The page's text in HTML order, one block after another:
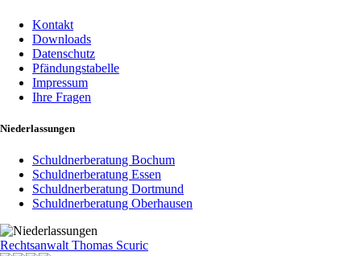
Kontakt
Downloads
Datenschutz
Pfändungstabelle
Impressum
Ihre Fragen
Niederlassungen
Schuldnerberatung Bochum
Schuldnerberatung Essen
Schuldnerberatung Dortmund
Schuldnerberatung Oberhausen
Rechtsanwalt Thomas Scuric